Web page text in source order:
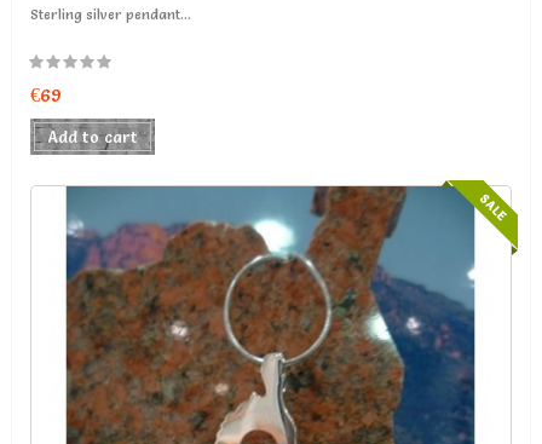
Sterling silver pendant...
€69
Add to cart
SALE